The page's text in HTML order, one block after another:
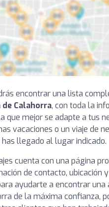
encontrar una lista
de Calahorra, con toda la
que mejor se adapte a tus
vacaciones o un viaje de
llegado al lugar indicado.
cuenta con una página
de contacto, ubicación
ayudarte a encontrar una
de la máxima confianza,